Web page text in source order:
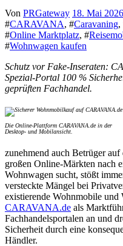
Von PRGateway 18. Mai 2026
#CARAVANA, #Caravaning,
#Online Marktplatz, #
#Wohnwagen kaufen
Schutz vor Fake-Inseraten: CARAVANA.de bietet als führendes
Spezial-Portal 100 %
geprüften Fachhandel.
Die Online-Plattform CARAVANA.de in der
Desktop- und Mobilansicht.
zunehmend auch Betrüger
großen Online-Märkten nach
Wohnwagen sucht, stößt
versteckte Mängel bei
existierende Wohnmobile und
CARAVANA.de als
Fachhandelsportalen an und
Sicherheit durch eine
Händler.